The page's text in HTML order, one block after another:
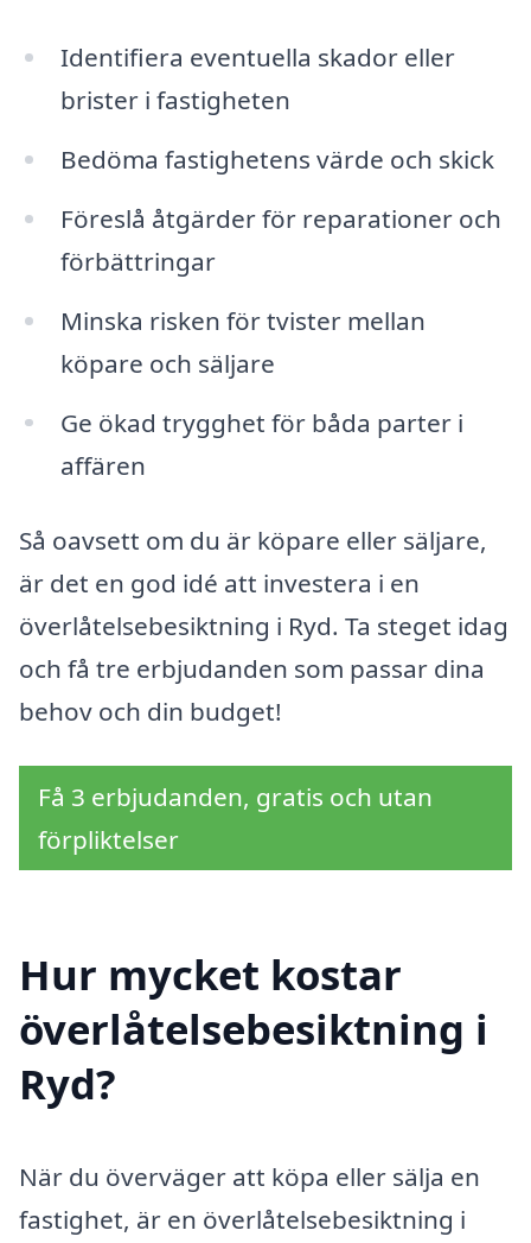
Identifiera eventuella skador eller
brister i fastigheten
Bedöma fastighetens värde och skick
Föreslå åtgärder för reparationer och
förbättringar
Minska risken för tvister mellan
köpare och säljare
Ge ökad trygghet för båda parter i
affären
Så oavsett om du är köpare eller säljare,
är det en god idé att investera i en
överlåtelsebesiktning i Ryd. Ta steget idag
och få tre erbjudanden som passar dina
behov och din budget!
Få 3 erbjudanden, gratis och utan
förpliktelser
Hur mycket kostar
överlåtelsebesiktning i
Ryd?
När du överväger att köpa eller sälja en
fastighet, är en överlåtelsebesiktning i